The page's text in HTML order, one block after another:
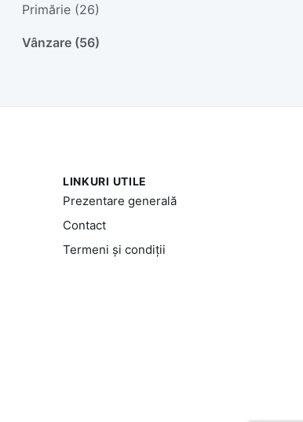
Primărie (26)
Vânzare (56)
LINKURI UTILE
Prezentare generală
Contact
Termeni și condiții